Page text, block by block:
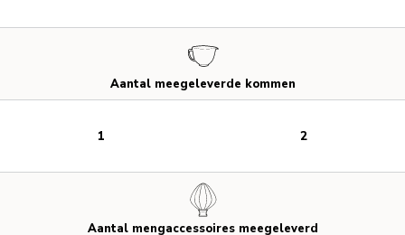
Aantal meegeleverde kommen
Aantal mengaccessoires meegeleverd
1 2